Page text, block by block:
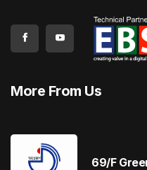
More From Us
69/F